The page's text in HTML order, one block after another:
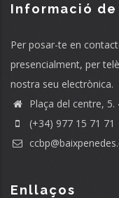
Informació
Per posar-te en
presencialment, per
nostra seu electrònica.
Plaça del centre, 5.
(+34) 977 15 71 71
Enllaços